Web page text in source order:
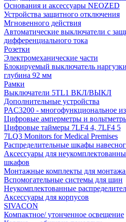
Основания и аксессуары NEOZED
Устройства защитного отключения
Мгновенного действия
Автоматические выключатели с
дифференциального тока
Розетки
Электромеханические части
Блокируемый выключатель
глубина 92 мм
Рамки
Выключатели 5TL1 ВКЛ/ВЫКЛ
Дополнительные устройства
PAC3200 - многофункциональное
Цифровые амперметры и
Цифровые таймеры 7LF4 4, 7LF4 5
7LQ3 Monitors for Medical Premises
Распределительные шкафы
Аксессуары для
шкафов
Монтажные комплекты для монтажа
Вспомогательные системы для шин
Неукомплектованные
Аксессуары для корпусов
SIVACON
Компактное/ утонченное освещение